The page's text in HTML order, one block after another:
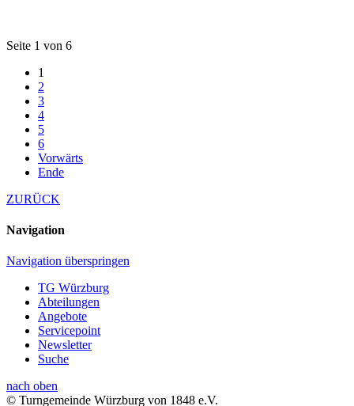
Seite 1 von 6
1
2
3
4
5
6
Vorwärts
Ende
ZURÜCK
Navigation
Navigation überspringen
TG Würzburg
Abteilungen
Angebote
Servicepoint
Newsletter
Suche
nach oben
© Turngemeinde Würzburg von 1848 e.V.